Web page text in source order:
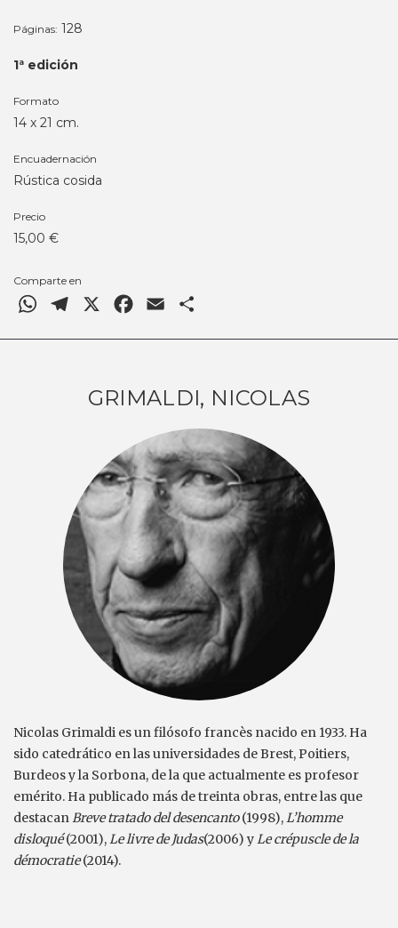
Páginas: 128
1ª edición
Formato
14 x 21 cm.
Encuadernación
Rústica cosida
Precio
15,00 €
Comparte en
WhatsAppTelegram Facebook
Email
GRIMALDI, NICOLAS
Nicolas Grimaldi es un filósofo francès nacido en 1933. Ha
sido catedrático en las universidades de Brest, Poitiers,
Burdeos y la Sorbona, de la que actualmente es profesor
emérito. Ha publicado más de treinta obras, entre las que
destacanBreve tratado del desencanto(1998),L’homme
disloqué (2001),Le livre de Judas(2006) yLe crépuscle de la
démocratie(2014).